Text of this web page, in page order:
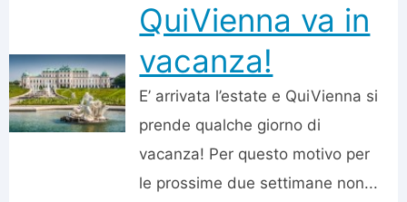
QuiVienna va in
vacanza!
E’ arrivata l’estate e QuiVienna si
prende qualche giorno di
vacanza! Per questo motivo per
le prossime due settimane non...